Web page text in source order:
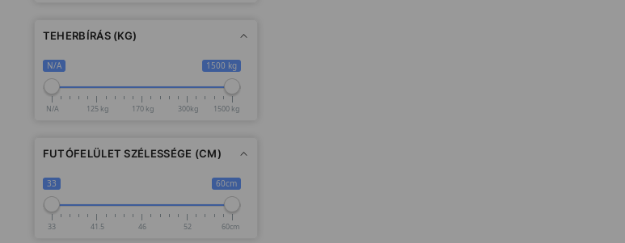
TEHERBÍRÁS (KG)
N/A 1500 kg
N/A 125 kg 170 kg 300kg 1500 kg
FUTÓFELÜLET SZÉLESSÉGE (CM)
33 60cm
33 41.5 46 52 60cm